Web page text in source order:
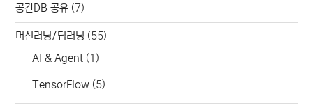
공간DB 공유 (7)
머신러닝/딥러닝 (55)
AI & Agent (1)
TensorFlow (5)